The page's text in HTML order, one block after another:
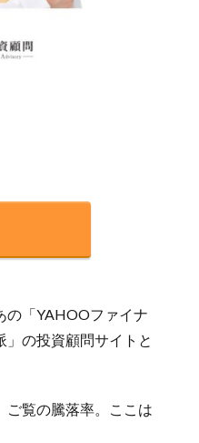
の「YAHOOファイナ
の投資顧問サイトと
ご覧の騰落率。ここは